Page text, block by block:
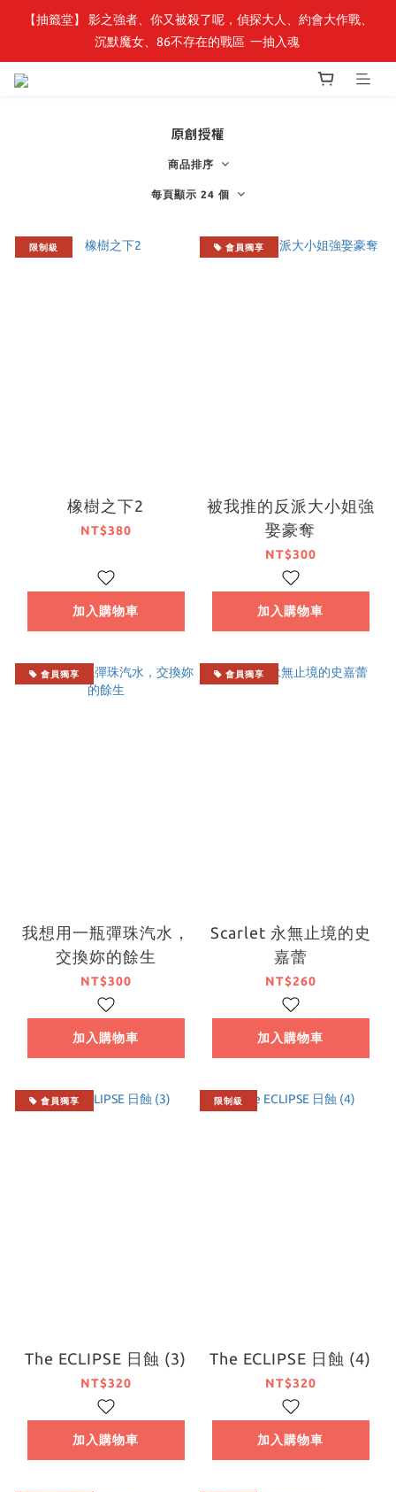
最新開賣🔥「全知讀者視角」 周邊商品
【抽籤堂】 影之強者、你又被殺了呢，偵探大人、約會大作戰、
沉默魔女、86不存在的戰區  一抽入魂
原創授權
商品排序
每頁顯示 24 個
限制級
橡樹之下2
NT$380
加入購物車
會員獨享
被我推的反派大小姐強
娶豪奪
NT$300
加入購物車
會員獨享
我想用一瓶彈珠汽水，
交換妳的餘生
NT$300
加入購物車
會員獨享
Scarlet 永無止境的史
嘉蕾
NT$260
加入購物車
會員獨享
The ECLIPSE 日蝕 (3)
NT$320
加入購物車
限制級
The ECLIPSE 日蝕 (4)
NT$320
加入購物車